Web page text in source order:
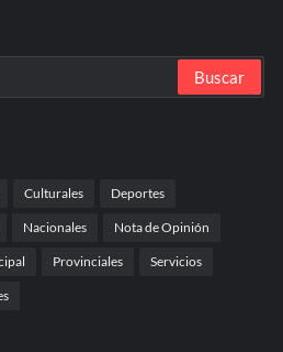
Culturales Deportes
Nacionales Nota de Opinión
Provinciales Servicios